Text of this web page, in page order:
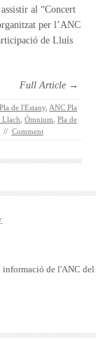
al “Concert
per l’ANC
de Lluís
Full Article →
de l'Estany, ANC Pla
Llach Òmnium Pla de
// Comment
informació de l'ANC del